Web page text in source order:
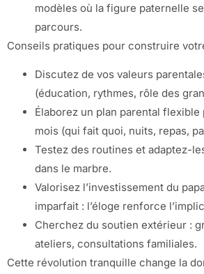
modèles où la figure paternelle
parcours.
Conseils pratiques pour construire
Discutez de vos valeurs
(éducation, rythmes, rôle des
Élaborez un plan parental
mois (qui fait quoi, nuits, repas,
Testez des routines et adaptez-
dans le marbre.
Valorisez l’investissement du
imparfait : l’éloge renforce
Cherchez du soutien extérieur :
ateliers, consultations familiales.
Cette révolution tranquille change la